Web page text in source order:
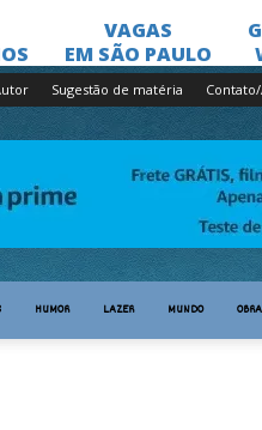
Sugestão de matéria
HUMOR LAZER MUNDO